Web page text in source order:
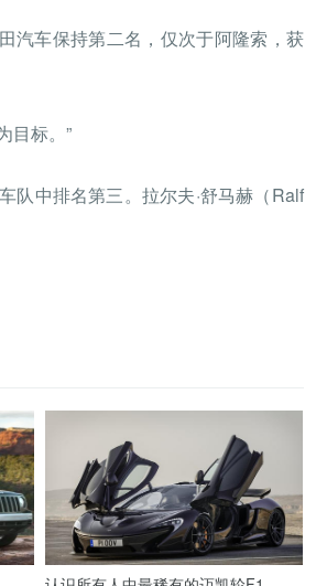
汽车保持第二名，仅次于阿隆索，获
目标。”
队中排名第三。拉尔夫·舒马赫（Ralf